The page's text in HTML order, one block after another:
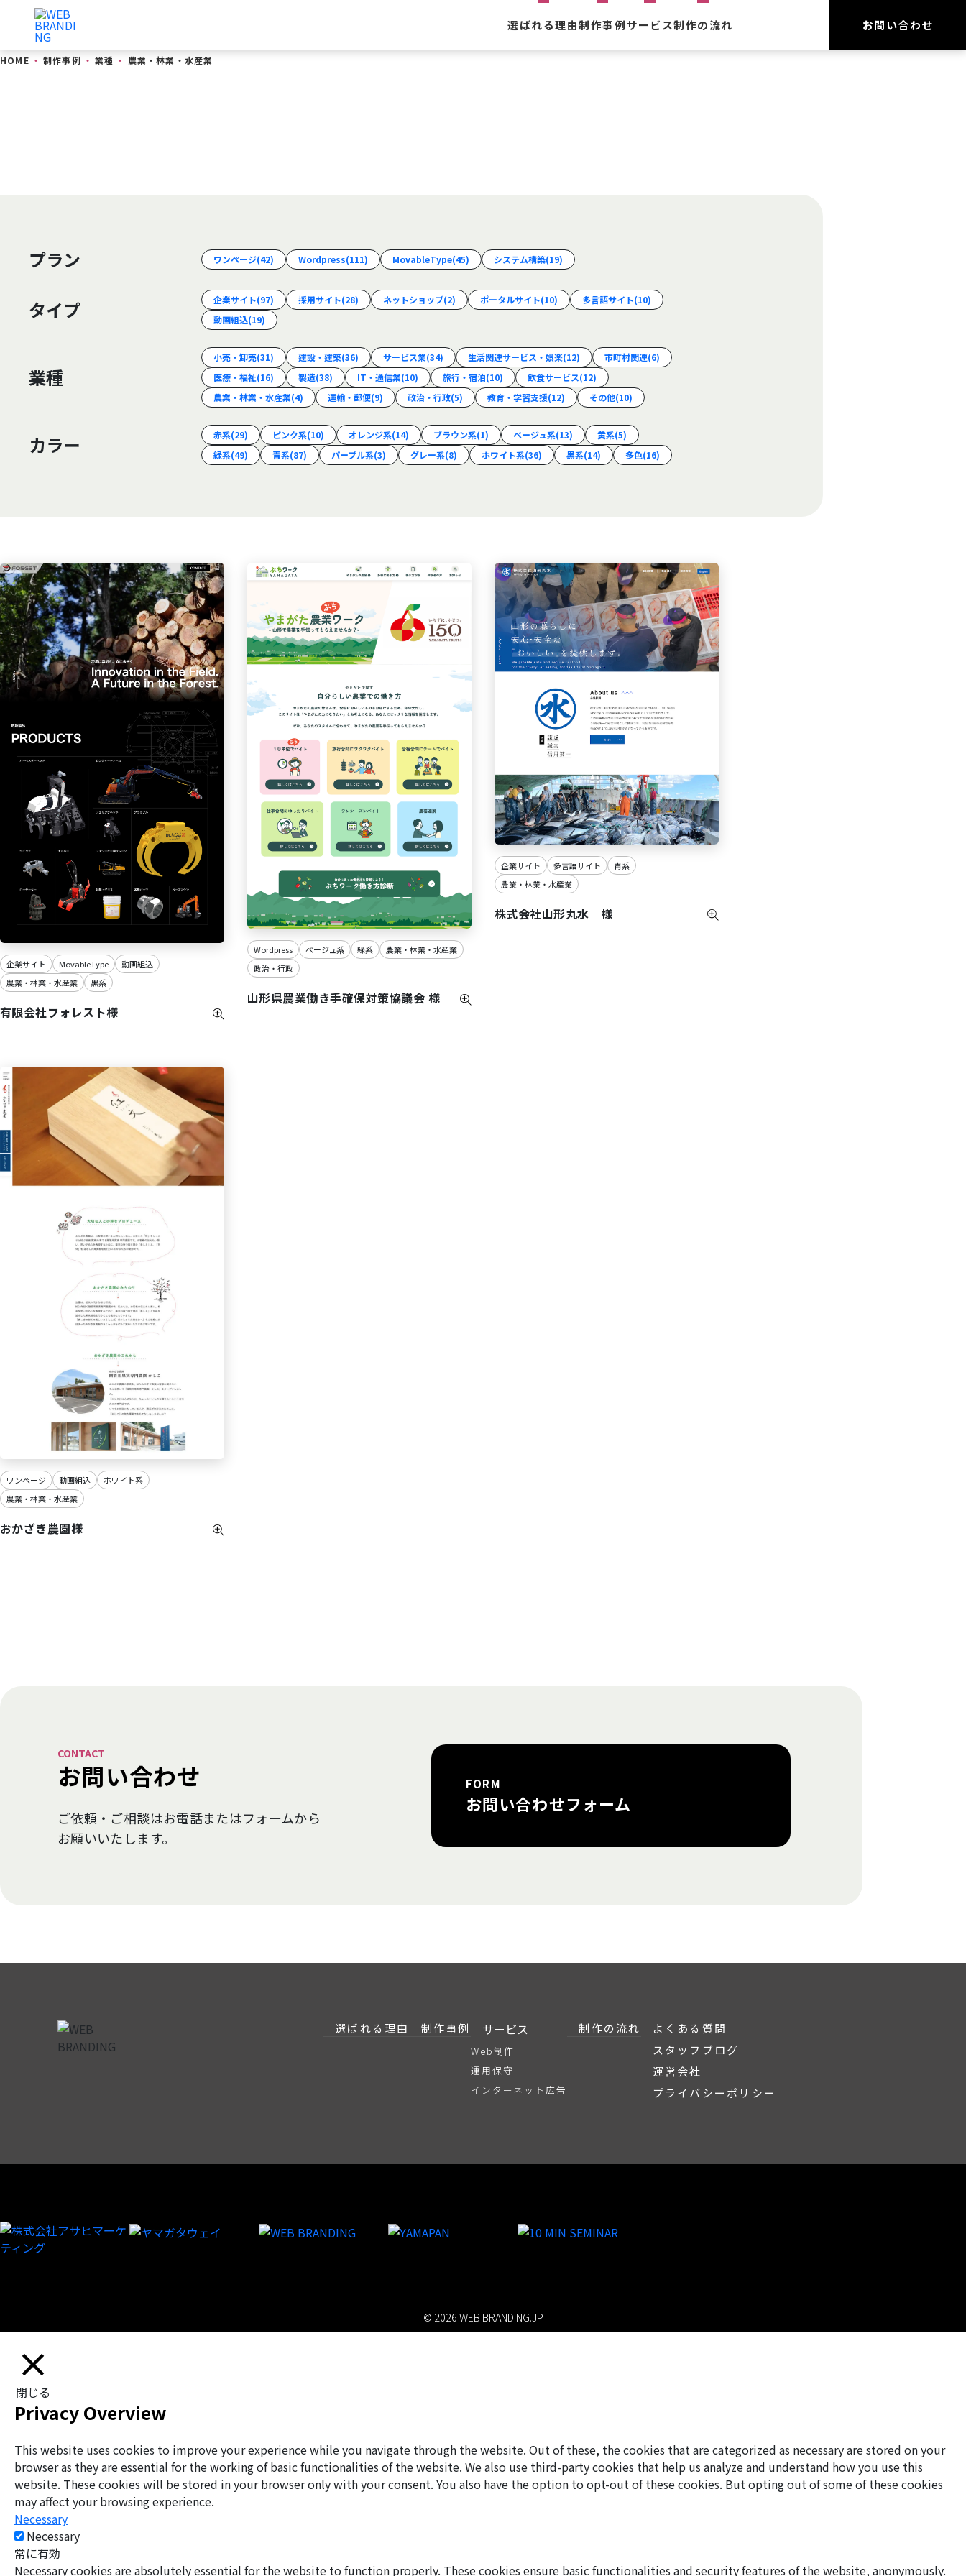
選ばれる理由制作事例サービス制作の流れ お問い合わせ
HOME 制作事例 業種 農業・林業・水産業
プラン ワンページ(42) Wordpress(111) MovableType(45) システム構築(19)
タイプ 企業サイト(97) 採用サイト(28) ネットショップ(2) ポータルサイト(10) 多言語サイト(10)
動画組込(19)
業種
小売・卸売(31) 建設・建築(36) サービス業(34) 生活関連サービス・娯楽(12) 市町村関連(6)
医療・福祉(16) 製造(38) IT・通信業(10) 旅行・宿泊(10) 飲食サービス(12)
農業・林業・水産業(4) 運輸・郵便(9) 政治・行政(5) 教育・学習支援(12) その他(10)
カラー 赤系(29) ピンク系(10) オレンジ系(14) ブラウン系(1) ベージュ系(13) 黄系(5)
緑系(49) 青系(87) パープル系(3) グレー系(8) ホワイト系(36) 黒系(14) 多色(16)
企業サイト MovableType
動画組込
農業・林業・水産業
黒系
有限会社フォレスト様
Wordpress ベージュ系 緑系
農業・林業・水産業
政治・行政
山形県農業働き手確保対策協議会 様
企業サイト 多言語サイト
青系
農業・林業・水産業
株式会社山形丸水 様
ワンページ 動画組込
ホワイト系
農業・林業・水産業
おかざき農園様
CONTACT
お問い合わせ
ご依頼・ご相談はお電話またはフォームから
お願いいたします。
FORM
お問い合わせフォーム
選ばれる理由 制作事例 サービス
Web制作
運用保守
インターネット広告
制作の流れ
よくある質問
スタッフブログ
運営会社
プライバシーポリシー
© 2026 WEB BRANDING.JP
閉じる
Privacy Overview
This website uses cookies to improve your experience while you navigate through the website. Out of these, the cookies that are categorized as necessary are stored on your
browser as they are essential for the working of basic functionalities of the website. We also use third-party cookies that help us analyze and understand how you use this
website. These cookies will be stored in your browser only with your consent. You also have the option to opt-out of these cookies. But opting out of some of these cookies
may affect your browsing experience.
Necessary
Necessary
常に有効
Necessary cookies are absolutely essential for the website to function properly. These cookies ensure basic functionalities and security features of the website, anonymously.